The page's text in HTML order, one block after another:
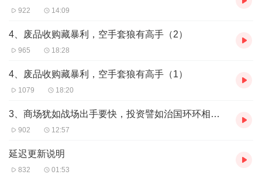
922 14:09
4、废品收购藏暴利，空手套狼有高手（2）
965 18:28
4、废品收购藏暴利，空手套狼有高手（1）
1079 18:20
3、商场犹如战场出手要快，投资譬如治国环环相扣（5）
902 12:57
延迟更新说明
832 01:53